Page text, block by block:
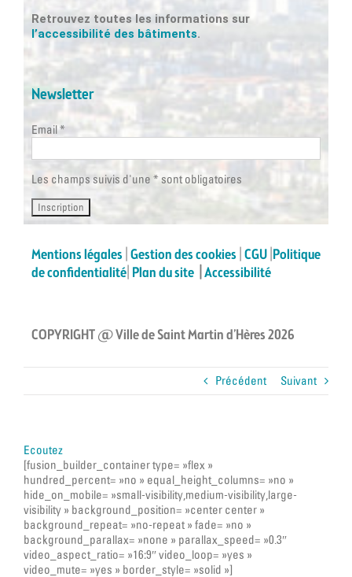
Précédent Suivant
Ecoutez
[fusion_builder_container type= »flex »
hundred_percent= »no » equal_height_columns= »no »
hide_on_mobile= »small-visibility,medium-visibility,large-
visibility » background_position= »center center »
background_repeat= »no-repeat » fade= »no »
background_parallax= »none » parallax_speed= »0.3″
video_aspect_ratio= »16:9″ video_loop= »yes »
video_mute= »yes » border_style= »solid »]
Retrouvez toutes les informations sur
l’accessibilité des bâtiments.
Newsletter
Email *
Les champs suivis d'une * sont obligatoires
Mentions légales Gestion des cookies CGU Politique
de confidentialité Plan du site Accessibilité
COPYRIGHT @ Ville de Saint Martin d’Hères 2026